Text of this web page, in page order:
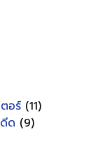
อร์ (11)
ด (9)